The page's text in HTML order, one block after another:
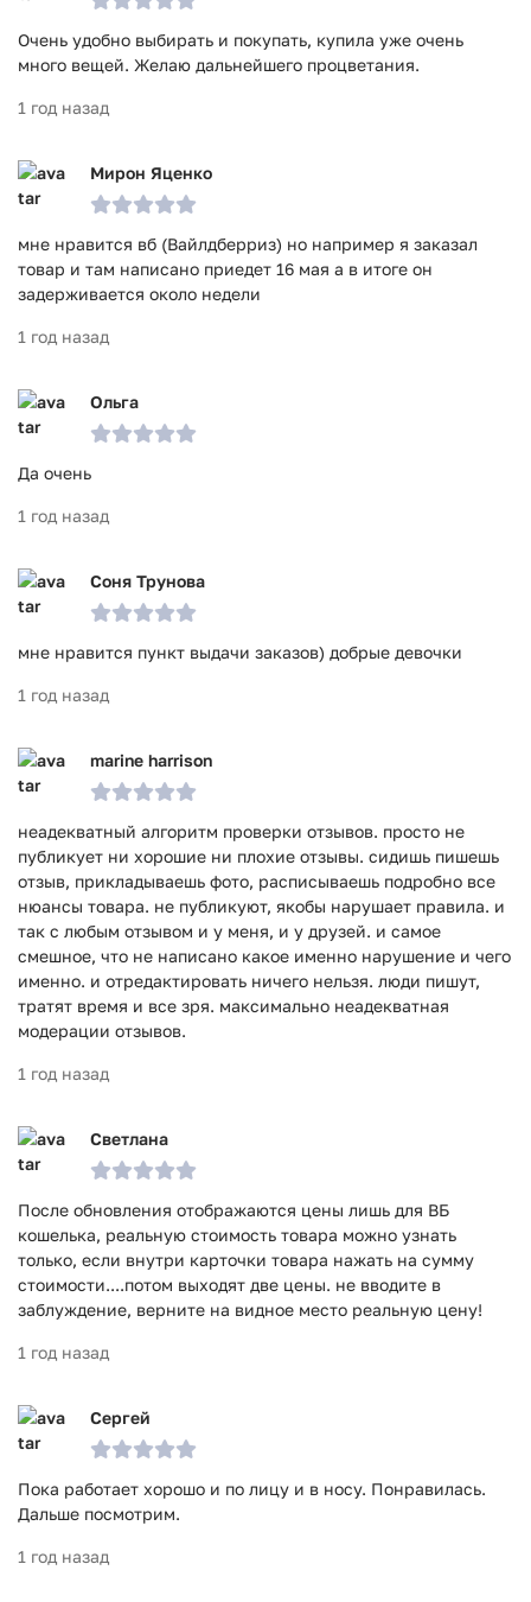
Очень удобно выбирать и покупать, купила уже очень
много вещей. Желаю дальнейшего процветания.
1 год назад
Мирон Яценко
мне нравится вб (Вайлдберриз) но например я заказал
товар и там написано приедет 16 мая а в итоге он
задерживается около недели
1 год назад
Ольга
Да очень
1 год назад
Соня Трунова
мне нравится пункт выдачи заказов) добрые девочки
1 год назад
marine harrison
неадекватный алгоритм проверки отзывов. просто не
публикует ни хорошие ни плохие отзывы. сидишь пишешь
отзыв, прикладываешь фото, расписываешь подробно все
нюансы товара. не публикуют, якобы нарушает правила. и
так с любым отзывом и у меня, и у друзей. и самое
смешное, что не написано какое именно нарушение и чего
именно. и отредактировать ничего нельзя. люди пишут,
тратят время и все зря. максимально неадекватная
модерации отзывов.
1 год назад
Светлана
После обновления отображаются цены лишь для ВБ
кошелька, реальную стоимость товара можно узнать
только, если внутри карточки товара нажать на сумму
стоимости....потом выходят две цены. не вводите в
заблуждение, верните на видное место реальную цену!
1 год назад
Сергей
Пока работает хорошо и по лицу и в носу. Понравилась.
Дальше посмотрим.
1 год назад